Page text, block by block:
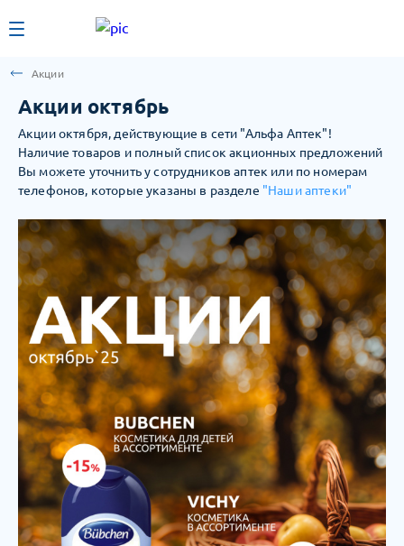
Акции
Акции октябрь
Акции октября, действующие в сети "Альфа Аптек"!
Наличие товаров и полный список акционных предложений
Вы можете уточнить у сотрудников аптек или по номерам
телефонов, которые указаны в разделе "Наши аптеки"